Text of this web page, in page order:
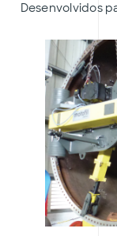
Desenvolvidos